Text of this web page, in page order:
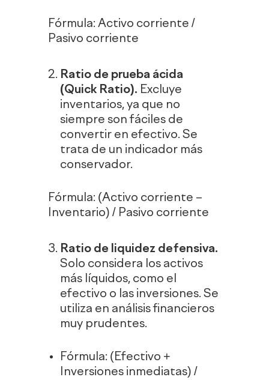
Fórmula: Activo corriente /
Pasivo corriente
Ratio de prueba ácida
(Quick Ratio). Excluye
inventarios, ya que no
siempre son fáciles de
convertir en efectivo. Se
trata de un indicador más
conservador.
Fórmula: (Activo corriente –
Inventario) / Pasivo corriente
Ratio de liquidez defensiva.
Solo considera los activos
más líquidos, como el
efectivo o las inversiones. Se
utiliza en análisis financieros
muy prudentes.
Fórmula: (Efectivo +
Inversiones inmediatas) /